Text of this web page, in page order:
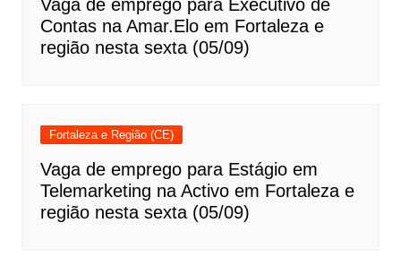
Vaga de emprego para Executivo de
Contas na Amar.Elo em Fortaleza e
região nesta sexta (05/09)
Fortaleza e Região (CE)
Vaga de emprego para Estágio em
Telemarketing na Activo em Fortaleza e
região nesta sexta (05/09)